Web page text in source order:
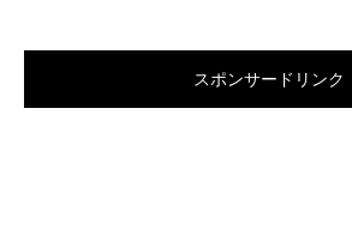
スポンサードリンク